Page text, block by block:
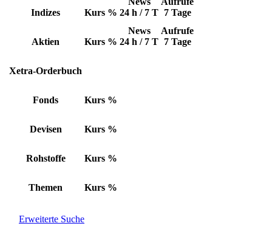
Indizes Kurs % 24 h / 7 T 7 Tage
Aktien Kurs %
News
24 h / 7 T
Aufrufe
7 Tage
Xetra-Orderbuch
Fonds Kurs %
Devisen Kurs %
Rohstoffe Kurs %
Themen Kurs %
Erweiterte Suche